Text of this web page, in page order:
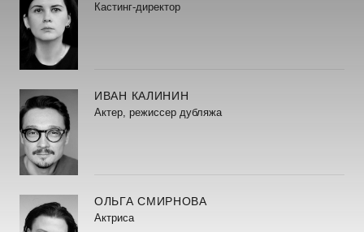
Кастинг-директор
ИВАН КАЛИНИН
Актер, режиссер дубляжа
ОЛЬГА СМИРНОВА
Актриса